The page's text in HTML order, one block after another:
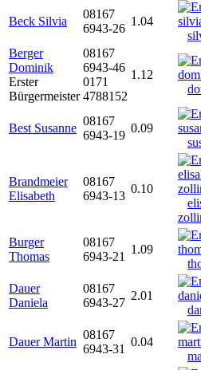
Beck Silvia
08167
6943-26
1.04
Berger
Dominik
Erster
Bürgermeister
08167
6943-46
0171
4788152
1.12
Best Susanne
08167
6943-19
0.09
Brandmeier
Elisabeth
08167
6943-13
0.10
Burger
Thomas
08167
6943-21
1.09
Dauer
Daniela
08167
6943-27
2.01
Dauer Martin
08167
6943-31
0.04